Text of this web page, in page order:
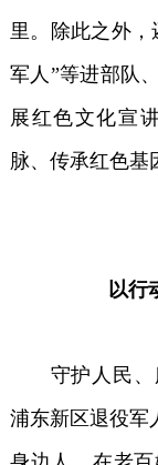
里。除此之外
军人”等进部队
展红色文化宣
脉、传承红色基
以行动
守护人民、
浦东新区退役军